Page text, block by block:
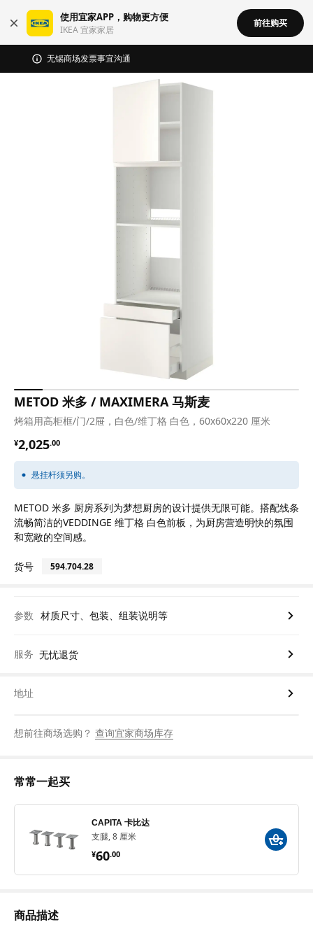
使用宜家APP，购物更方便
IKEA 宜家家居
前往购买
宜家在中国召回部分批次BÄSINGEN 巴辛根 淋浴椅
METOD 米多 / MAXIMERA 马斯麦
烤箱用高柜框/门/2屉，白色/维丁格 白色，60x60x220 厘米
¥2,025.00
¥ 2025.00
悬挂杆须另购。
METOD 米多 厨房系列为梦想厨房的设计提供无限可能。搭配线条
流畅简洁的VEDDINGE 维丁格 白色前板，为厨房营造明快的氛围
和宽敞的空间感。
货号 594.704.28
参数 材质尺寸、包装、组装说明等
服务 无忧退货
地址
想前往商场选购？ 查询宜家商场库存
常常一起买
CAPITA 卡比达
支腿, 8 厘米
¥60.00
¥ 60.00
商品描述